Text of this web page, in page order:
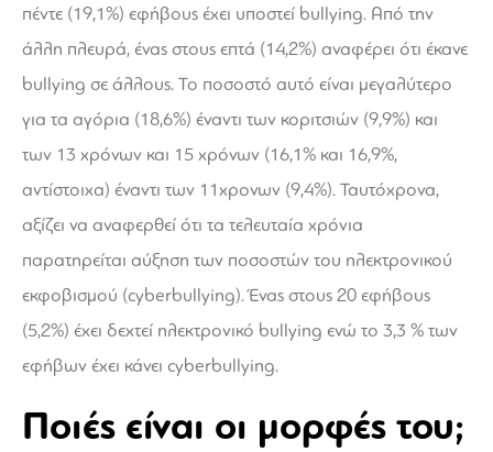
πέντε (19,1%) εφήβους έχει υποστεί bullying. Από την
άλλη πλευρά, ένας στους επτά (14,2%) αναφέρει ότι έκανε
bullying σε άλλους. Το ποσοστό αυτό είναι μεγαλύτερο
για τα αγόρια (18,6%) έναντι των κοριτσιών (9,9%) και
των 13 χρόνων και 15 χρόνων (16,1% και 16,9%,
αντίστοιχα) έναντι των 11χρονων (9,4%). Ταυτόχρονα,
αξίζει να αναφερθεί ότι τα τελευταία χρόνια
παρατηρείται αύξηση των ποσοστών του ηλεκτρονικού
εκφοβισμού (cyberbullying). Ένας στους 20 εφήβους
(5,2%) έχει δεχτεί ηλεκτρονικό bullying ενώ το 3,3 % των
εφήβων έχει κάνει cyberbullying.
Ποιές είναι οι μορφές του;